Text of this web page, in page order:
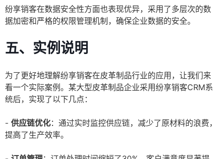
纷享销客在数据安全性方面也表现优异，采用了多层次的数
据加密和严格的权限管理机制，确保企业数据的安全。
五、实例说明
为了更好地理解纷享销客在皮革制品行业的应用，让我们来
看一个实际案例。某大型皮革制品企业采用纷享销客CRM系
统后，实现了以下几点：
- 供应链优化：通过实时监控供应链，减少了原材料的浪费，
提高了生产效率。